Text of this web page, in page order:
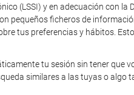
(LSSI) y en adecuación con la
pequeños ficheros de
tus preferencias y hábitos.
tu sesión sin tener que
similares a las tuyas o algo